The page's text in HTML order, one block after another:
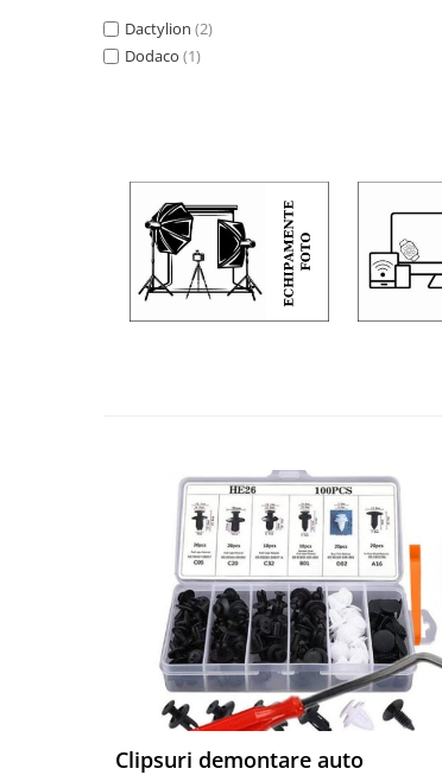
Dactylion (2)
Dodaco (1)
Clipsuri demontare auto